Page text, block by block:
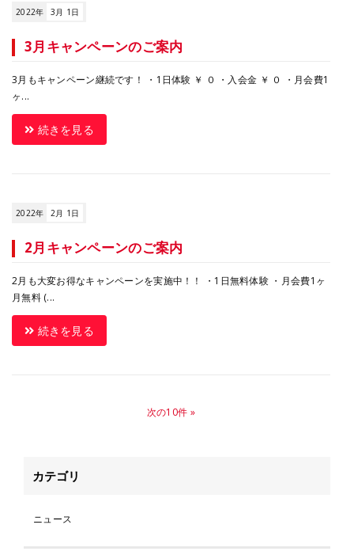
2022年 3月 1日
3月キャンペーンのご案内
3月もキャンペーン継続です！ ・1日体験 ￥ ０ ・入会金 ￥ ０ ・月会費1
ヶ...
続きを見る
2022年 2月 1日
2月キャンペーンのご案内
2月も大変お得なキャンペーンを実施中！！ ・1日無料体験 ・月会費1ヶ
月無料 (...
続きを見る
次の10件
カテゴリ
ニュース